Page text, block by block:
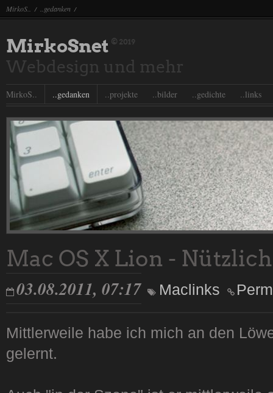
MirkoS.. / ..gedanken /
MirkoSnet © 2019
Webdesign und mehr
MirkoS.. ..gedanken ..projekte ..bilder ..gedichte ..links
Mac OS X Lion -
03.08.2011, 07:17
Maclinks
Mittlerweile habe ich mich an den
gelernt.